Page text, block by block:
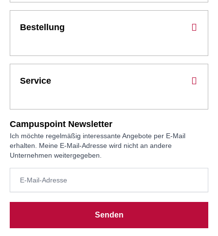
Bestellung
Service
Campuspoint Newsletter
Ich möchte regelmäßig interessante Angebote per E-Mail
erhalten. Meine E-Mail-Adresse wird nicht an andere
Unternehmen weitergegeben.
Senden